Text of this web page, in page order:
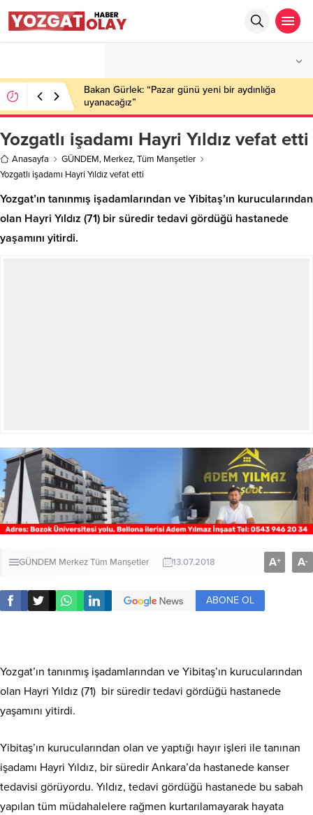
Bakan Gürlek: “Pazar günü yeni bir aydınlığa
uyanacağız”
Yozgatlı işadamı Hayri Yıldız vefat etti
Anasayfa GÜNDEM, Merkez,Tüm Manşetler
Yozgatlı işadamı Hayri Yıldız vefat etti
Yozgat’ın tanınmış işadamlarından ve Yibitaş’ın kurucularından
olan Hayri Yıldız (71) bir süredir tedavi gördüğü hastanede
yaşamını yitirdi.
GÜNDEM MerkezTüm Manşetler 13.07.2018 A+ A-
ABONE OL
Yozgat’ın tanınmış işadamlarından ve Yibitaş’ın kurucularından
olan Hayri Yıldız (71) bir süredir tedavi gördüğü hastanede
yaşamını yitirdi.
Yibitaş’ın kurucularından olan ve yaptığı hayır işleri ile tanınan
işadamı Hayri Yıldız, bir süredir Ankara’da hastanede kanser
tedavisi görüyordu. Yıldız, tedavi gördüğü hastanede bu sabah
yapılan tüm müdahalelere rağmen kurtarılamayarak hayata